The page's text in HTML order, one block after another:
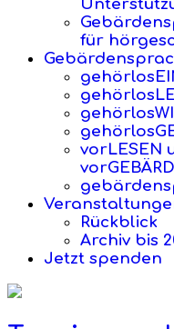
für
vorLESEN
Rückblick
Archiv bis
Jetzt spenden